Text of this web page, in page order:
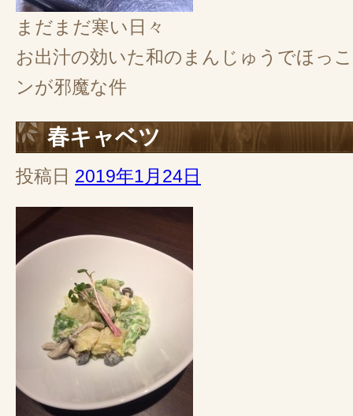
まだまだ寒い日々
お出汁の効いた和のまんじゅうでほっ
ンが邪魔な件
春キャベツ
投稿日 2019年1月24日